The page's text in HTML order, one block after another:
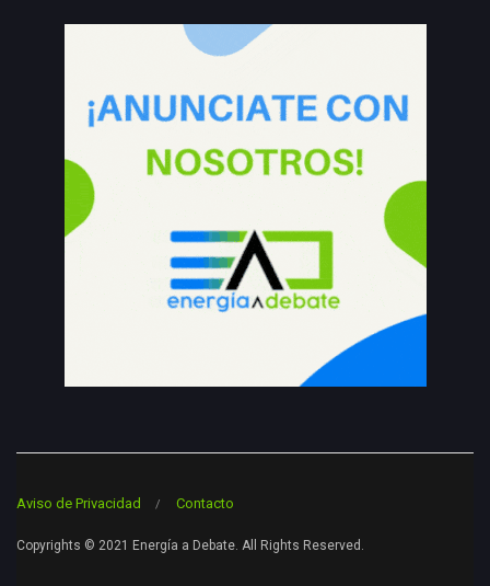
Aviso de Privacidad Contacto
Copyrights © 2021 Energía a Debate. All Rights Reserved.